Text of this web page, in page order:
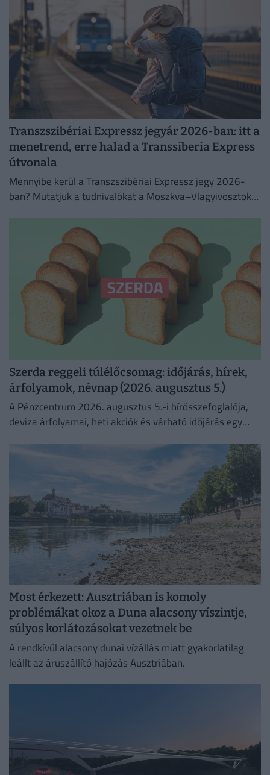
Transzszibériai Expressz jegyár 2026-ban: itt a
menetrend, erre halad a Transsiberia Express
útvonala
Mennyibe kerül a Transzszibériai Expressz jegy 2026-
ban? Mutatjuk a tudnivalókat a Moszkva–Vlagyivosztok
Szerda reggeli túlélőcsomag: időjárás, hírek,
árfolyamok, névnap (2026. augusztus 5.)
A Pénzcentrum 2026. augusztus 5.-i hírösszefoglalója,
deviza árfolyamai, heti akciók és várható időjárás egy
Most érkezett: Ausztriában is komoly
problémákat okoz a Duna alacsony víszintje,
súlyos korlátozásokat vezetnek be
A rendkívül alacsony dunai vízállás miatt gyakorlatilag
leállt az áruszállító hajózás Ausztriában.